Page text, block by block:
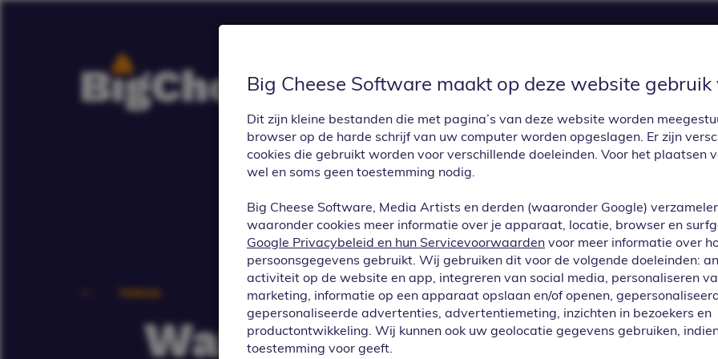
UPDATES PRIJZEN APP CENTER
TERUG
Wanneer je een
Big Cheese Software maakt op deze website gebruik
Dit zijn kleine bestanden die met pagina’s van deze website worden
browser op de harde schrijf van uw computer worden opgeslagen. Er zijn
cookies die gebruikt worden voor verschillende doeleinden. Voor het plaatsen
wel en soms geen toestemming nodig.
Big Cheese Software, Media Artists en derden (waaronder Google)
waaronder cookies meer informatie over je apparaat, locatie, browser en
Google Privacybeleid en hun Servicevoorwaarden voor meer informatie over
persoonsgegevens gebruikt. Wij gebruiken dit voor de volgende doeleinden:
activiteit op de website en app, integreren van social media, personaliseren
marketing, informatie op een apparaat opslaan en/of openen,
gepersonaliseerde advertenties, advertentiemeting, inzichten in bezoekers en
productontwikkeling. Wij kunnen ook uw geolocatie gegevens gebruiken,
toestemming voor geeft.